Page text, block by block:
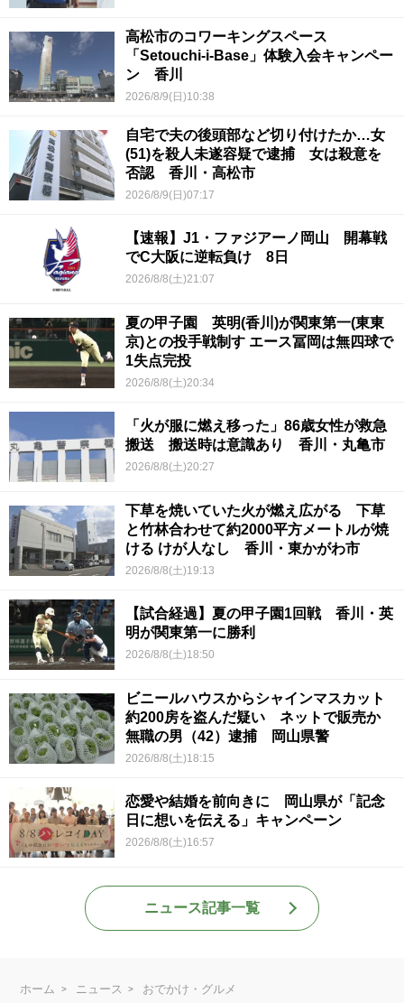
高松市のコワーキングスペース
「Setouchi-i-Base」体験入会キャンペー
ン 香川
2026/8/9(日)10:38
自宅で夫の後頭部など切り付けたか…女
(51)を殺人未遂容疑で逮捕 女は殺意を
否認 香川・高松市
2026/8/9(日)07:17
【速報】J1・ファジアーノ岡山 開幕戦
でC大阪に逆転負け 8日
2026/8/8(土)21:07
夏の甲子園 英明(香川)が関東第一(東東
京)との投手戦制す エース冨岡は無四球で
1失点完投
2026/8/8(土)20:34
「火が服に燃え移った」86歳女性が救急
搬送 搬送時は意識あり 香川・丸亀市
2026/8/8(土)20:27
下草を焼いていた火が燃え広がる 下草
と竹林合わせて約2000平方メートルが焼
ける けが人なし 香川・東かがわ市
2026/8/8(土)19:13
【試合経過】夏の甲子園1回戦 香川・英
明が関東第一に勝利
2026/8/8(土)18:50
ビニールハウスからシャインマスカット
約200房を盗んだ疑い ネットで販売か
無職の男（42）逮捕 岡山県警
2026/8/8(土)18:15
恋愛や結婚を前向きに 岡山県が「記念
日に想いを伝える」キャンペーン
2026/8/8(土)16:57
ニュース記事一覧
ホーム ニュース
おでかけ・グルメ